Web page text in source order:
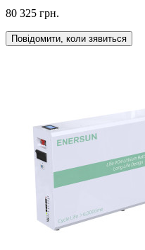
80 325 грн.
Повідомити, коли зявиться